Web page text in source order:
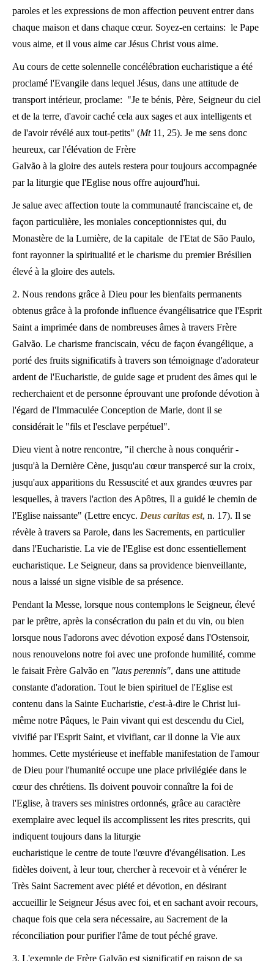
paroles et les expressions de mon affection peuvent entrer dans
chaque maison et dans chaque cœur. Soyez-en certains: le Pape
vous aime, et il vous aime car Jésus Christ vous aime.
Au cours de cette solennelle concélébration eucharistique a été
proclamé l'Evangile dans lequel Jésus, dans une attitude de
transport intérieur, proclame: "Je te bénis, Père, Seigneur du ciel
et de la terre, d'avoir caché cela aux sages et aux intelligents et
de l'avoir révélé aux tout-petits" (Mt11, 25). Je me sens donc
heureux, car l'élévation de Frère
Galvão à la gloire des autels restera pour toujours accompagnée
par la liturgie que l'Eglise nous offre aujourd'hui.
Je salue avec affection toute la communauté franciscaine et, de
façon particulière, les moniales conceptionnistes qui, du
Monastère de la Lumière, de la capitale de l'Etat de São Paulo,
font rayonner la spiritualité et le charisme du premier Brésilien
élevé à la gloire des autels.
2. Nous rendons grâce à Dieu pour les bienfaits permanents
obtenus grâce à la profonde influence évangélisatrice que l'Esprit
Saint a imprimée dans de nombreuses âmes à travers Frère
Galvão. Le charisme franciscain, vécu de façon évangélique, a
porté des fruits significatifs à travers son témoignage d'adorateur
ardent de l'Eucharistie, de guide sage et prudent des âmes qui le
recherchaient et de personne éprouvant une profonde dévotion à
l'égard de l'Immaculée Conception de Marie, dont il se
considérait le "fils et l'esclave perpétuel".
Dieu vient à notre rencontre, "il cherche à nous conquérir -
jusqu'à la Dernière Cène, jusqu'au cœur transpercé sur la croix,
jusqu'aux apparitions du Ressuscité et aux grandes œuvres par
lesquelles, à travers l'action des Apôtres, Il a guidé le chemin de
l'Eglise naissante" (Lettre encyc. Deus caritas est, n. 17). Il se
révèle à travers sa Parole, dans les Sacrements, en particulier
dans l'Eucharistie. La vie de l'Eglise est donc essentiellement
eucharistique. Le Seigneur, dans sa providence bienveillante,
nous a laissé un signe visible de sa présence.
Pendant la Messe, lorsque nous contemplons le Seigneur, élevé
par le prêtre, après la consécration du pain et du vin, ou bien
lorsque nous l'adorons avec dévotion exposé dans l'Ostensoir,
nous renouvelons notre foi avec une profonde humilité, comme
le faisait Frère Galvão en "laus perennis", dans une attitude
constante d'adoration. Tout le bien spirituel de l'Eglise est
contenu dans la Sainte Eucharistie, c'est-à-dire le Christ lui-
même notre Pâques, le Pain vivant qui est descendu du Ciel,
vivifié par l'Esprit Saint, et vivifiant, car il donne la Vie aux
hommes. Cette mystérieuse et ineffable manifestation de l'amour
de Dieu pour l'humanité occupe une place privilégiée dans le
cœur des chrétiens. Ils doivent pouvoir connaître la foi de
l'Eglise, à travers ses ministres ordonnés, grâce au caractère
exemplaire avec lequel ils accomplissent les rites prescrits, qui
indiquent toujours dans la liturgie
eucharistique le centre de toute l'œuvre d'évangélisation. Les
fidèles doivent, à leur tour, chercher à recevoir et à vénérer le
Très Saint Sacrement avec piété et dévotion, en désirant
accueillir le Seigneur Jésus avec foi, et en sachant avoir recours,
chaque fois que cela sera nécessaire, au Sacrement de la
réconciliation pour purifier l'âme de tout péché grave.
3. L'exemple de Frère Galvão est significatif en raison de sa